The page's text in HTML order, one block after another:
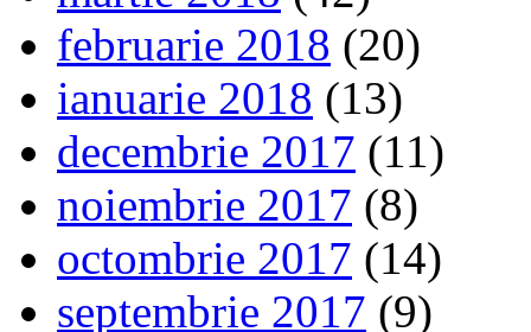
februarie 2018 (20)
ianuarie 2018 (13)
decembrie 2017 (11)
noiembrie 2017 (8)
octombrie 2017 (14)
septembrie 2017 (9)